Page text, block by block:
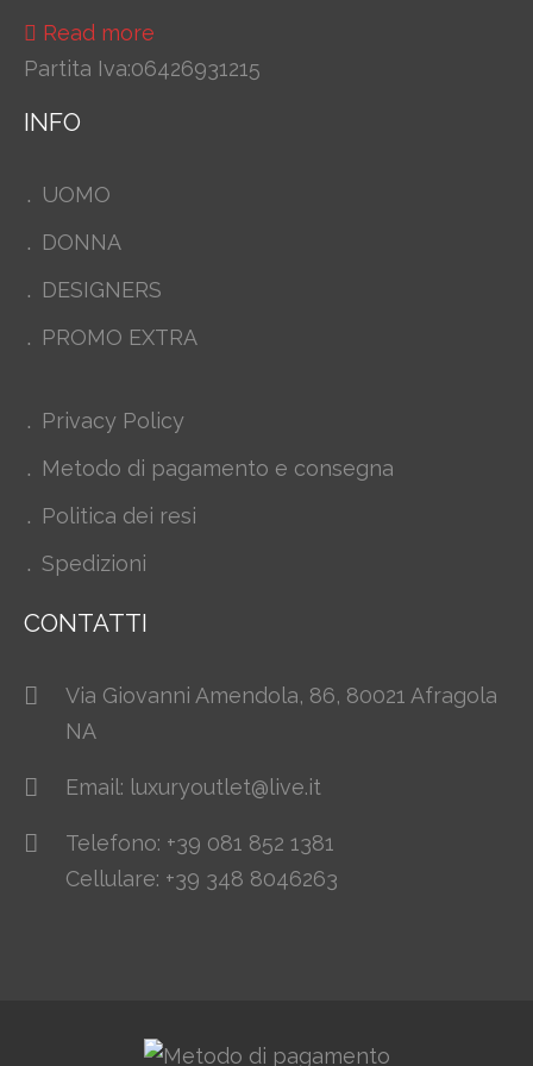
Read more
Partita Iva:06426931215
INFO
UOMO
DONNA
DESIGNERS
PROMO EXTRA
Privacy Policy
Metodo di pagamento e consegna
Politica dei resi
Spedizioni
CONTATTI
Via Giovanni Amendola, 86, 80021 Afragola
NA
Email: luxuryoutlet@live.it
Telefono: +39 081 852 1381
Cellulare: +39 348 8046263